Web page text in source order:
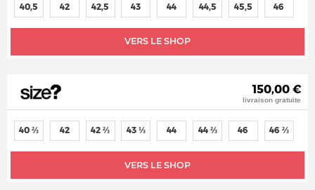
VERS LE SHOP
40,5 42 42,5 43 44 44,5 45,5 46
150,00 €
livraison gratuite
VERS LE SHOP
40 ⅔ 42 42 ⅔ 43 ⅓ 44 44 ⅔ 46 46 ⅔